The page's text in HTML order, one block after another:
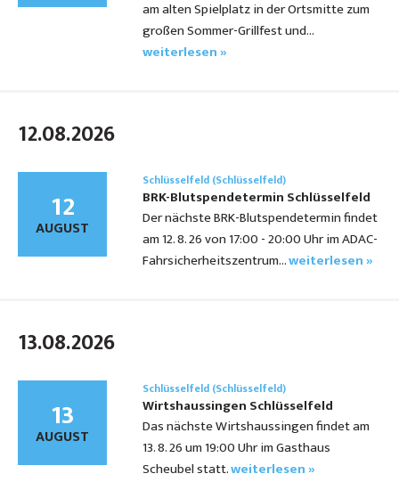
am alten Spielplatz in der Ortsmitte zum
großen Sommer-Grillfest und…
weiterlesen »
12.08.2026
12
AUGUST
Schlüsselfeld (Schlüsselfeld)
BRK-Blutspendetermin Schlüsselfeld
Der nächste BRK-Blutspendetermin findet
am 12. 8. 26 von 17:00 - 20:00 Uhr im ADAC-
Fahrsicherheitszentrum…weiterlesen »
13.08.2026
13
AUGUST
Schlüsselfeld (Schlüsselfeld)
Wirtshaussingen Schlüsselfeld
Das nächste Wirtshaussingen findet am
13. 8. 26 um 19:00 Uhr im Gasthaus
Scheubel statt.weiterlesen »